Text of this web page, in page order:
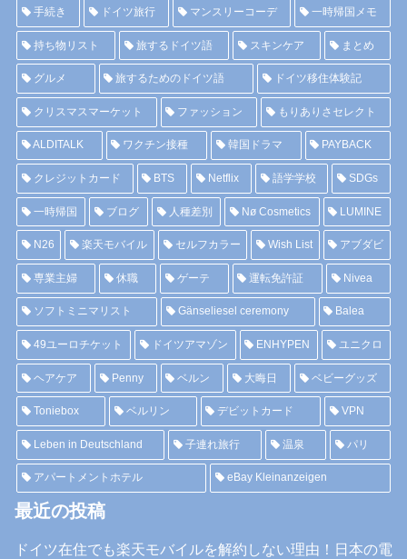
手続き ドイツ旅行 マンスリーコーデ 一時帰国メモ
持ち物リスト 旅するドイツ語 スキンケア まとめ
グルメ 旅するためのドイツ語 ドイツ移住体験記
クリスマスマーケット ファッション もりありさセレクト
ALDITALK ワクチン接種 韓国ドラマ PAYBACK
クレジットカード BTS Netflix 語学学校 SDGs
一時帰国 ブログ 人種差別 Nø Cosmetics LUMINE
N26 楽天モバイル セルフカラー Wish List アブダビ
専業主婦 休職 ゲーテ 運転免許証 Nivea
ソフトミニマリスト Gänseliesel ceremony Balea
49ユーロチケット ドイツアマゾン ENHYPEN ユニクロ
ヘアケア Penny ベルン 大晦日 ベビーグッズ
Toniebox ベルリン デビットカード VPN
Leben in Deutschland 子連れ旅行 温泉 パリ
アパートメントホテル eBay Kleinanzeigen
最近の投稿
ドイツ在住でも楽天モバイルを解約しない理由！日本の電